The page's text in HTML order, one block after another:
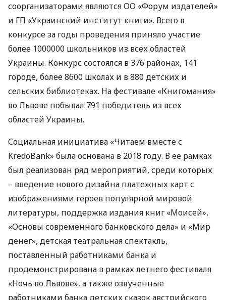
соорганизаторами являются ОО «Форум издателей»
и ГП «Украинский институт книги». Всего в
конкурсе за годы проведения приняло участие
более 1000000 школьников из всех областей
Украины. Конкурс состоялся в 376 районах, 141
городе, более 8600 школах и в 880 детских и
сельских библиотеках. На фестивале «Книгомания»
во Львове побывал 791 победитель из всех
областей Украины.
Социальная инициатива «Читаем вместе с
KredoBank» была основана в 2018 году. В ее рамках
был реализован ряд мероприятий, среди которых
– введение нового дизайна платежных карт с
изображениями героев популярной мировой
литературы, поддержка издания книг «Моисей»,
«Основы современного банковского дела» и «Мир
денег», детская театральная спектакль,
поставленный работниками банка и
продемонстрирована в рамках летнего фестиваля
«Ночь во Львове», а также озвученные
работниками банка детских сказок австрийского